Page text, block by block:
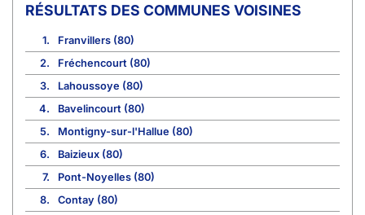
COMMUNES VOISINES
1.
Franvillers (80)
2.
Fréchencourt (80)
3.
Lahoussoye (80)
4.
Bavelincourt (80)
5.
Montigny-sur-l'Hallue (80)
6.
Baizieux (80)
7.
Pont-Noyelles (80)
8.
Contay (80)